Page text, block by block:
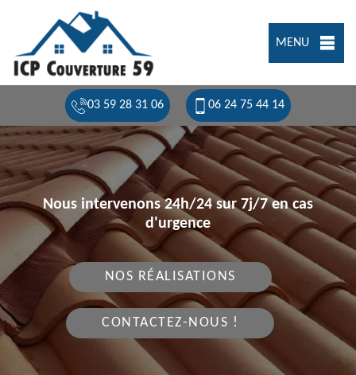
MENU
03 59 28 31 06 06 24 75 44 14
Nous intervenons 24h/24 sur 7j/7 en cas
d'urgence
NOS RÉALISATIONS
CONTACTEZ-NOUS !